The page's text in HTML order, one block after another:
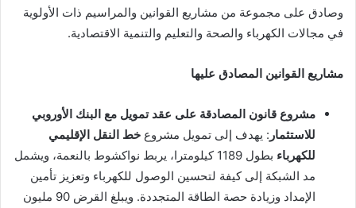
وصادق على مجموعة من مشاريع القوانين والمراسيم ذات الأولوية
في مجالات الكهرباء والصحة والتعليم والتنمية الاقتصادية.
مشاريع القوانين المصادق عليها
مشروع قانون المصادقة على عقد تمويل مع البنك الأوروبي
للاستثمار : يهدف إلى تمويل مشروع خط النقل الإقليمي
للكهرباء
بطول 1189 كيلومترا، يربط نواكشوط بالنعمة، ويشمل
مد الشبكة إلى كيفة لتحسين الوصول للكهرباء وتعزيز تأمين
الإمداد وزيادة حصة الطاقة المتجددة. ويبلغ القرض 90 مليون